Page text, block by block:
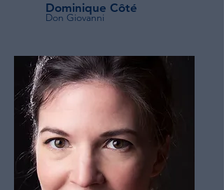
Dominique Côté
Don Giovanni